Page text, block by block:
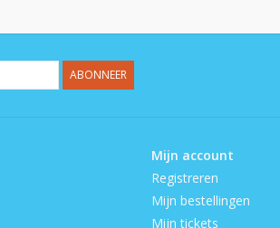
ABONNEER
Mijn account
Registreren
Mijn bestellingen
Mijn tickets